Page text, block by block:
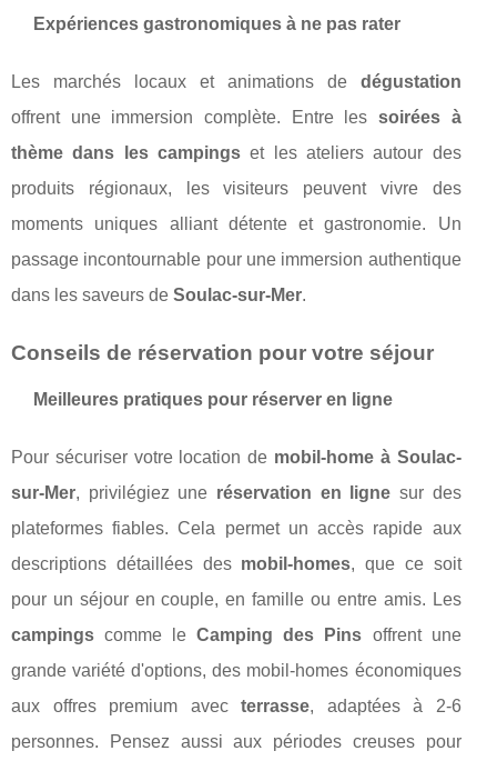
Expériences gastronomiques à ne pas rater
Les marchés locaux et animations de dégustation
offrent une immersion complète. Entre les soirées à
thème dans les campingset les ateliers autour des
produits régionaux, les visiteurs peuvent vivre des
moments uniques alliant détente et gastronomie. Un
passage incontournable pour une immersion authentique
dans les saveurs de Soulac-sur-Mer.
Conseils de réservation pour votre séjour
Meilleures pratiques pour réserver en ligne
Pour sécuriser votre location de mobil-home à Soulac-
sur-Mer, privilégiez une réservation en ligne sur des
plateformes fiables. Cela permet un accès rapide aux
descriptions détaillées des mobil-homes, que ce soit
pour un séjour en couple, en famille ou entre amis. Les
campings comme leCamping des Pins offrent une
grande variété d'options, des mobil-homes économiques
aux offres premium avecterrasse, adaptées à 2-6
personnes. Pensez aussi aux périodes creuses pour